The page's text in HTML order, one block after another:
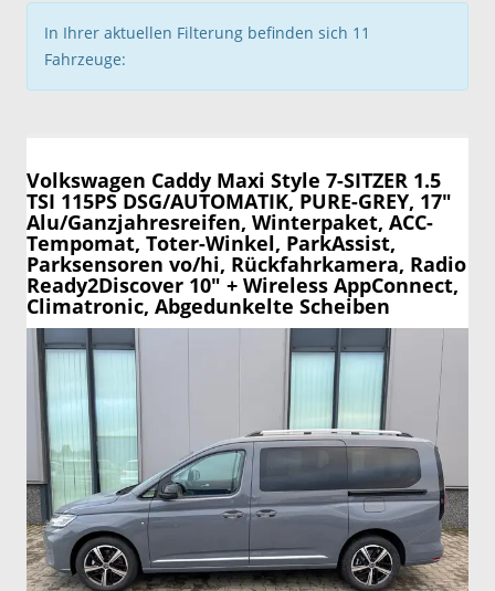
In Ihrer aktuellen Filterung befinden sich 11
Fahrzeuge:
Volkswagen Caddy Maxi Style 7-SITZER 1.5
TSI 115PS DSG/AUTOMATIK, PURE-GREY, 17"
Alu/Ganzjahresreifen, Winterpaket, ACC-
Tempomat, Toter-Winkel, ParkAssist,
Parksensoren vo/hi, Rückfahrkamera, Radio
Ready2Discover 10" + Wireless AppConnect,
Climatronic, Abgedunkelte Scheiben